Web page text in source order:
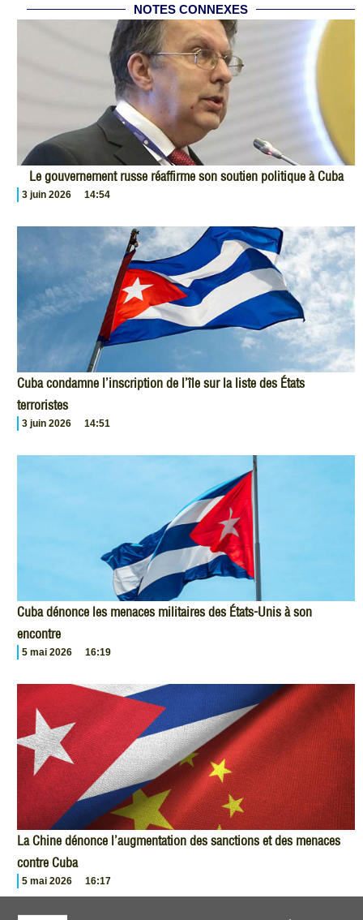
NOTES CONNEXES
Le gouvernement russe réaffirme son soutien politique à Cuba
3 juin 2026 14:54
Cuba condamne l’inscription de l’île sur la liste des États
terroristes
3 juin 2026 14:51
Cuba dénonce les menaces militaires des États-Unis à son
encontre
5 mai 2026 16:19
La Chine dénonce l’augmentation des sanctions et des menaces
contre Cuba
5 mai 2026 16:17